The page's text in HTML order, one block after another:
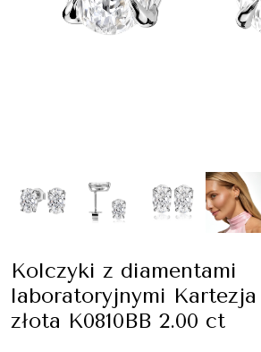
Kolczyki z diamentami
laboratoryjnymi Kartezja
złota K0810BB 2.00 ct